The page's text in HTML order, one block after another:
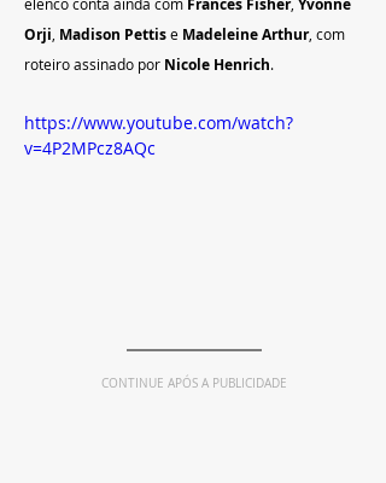
Frances Fisher Yvonne
Orji Madison Pettis e Madeleine Arthur, com
roteiro assinado por Nicole Henrich.
https://www.youtube.com/watch?
v=4P2MPcz8AQc
CONTINUE APÓS A PUBLICIDADE